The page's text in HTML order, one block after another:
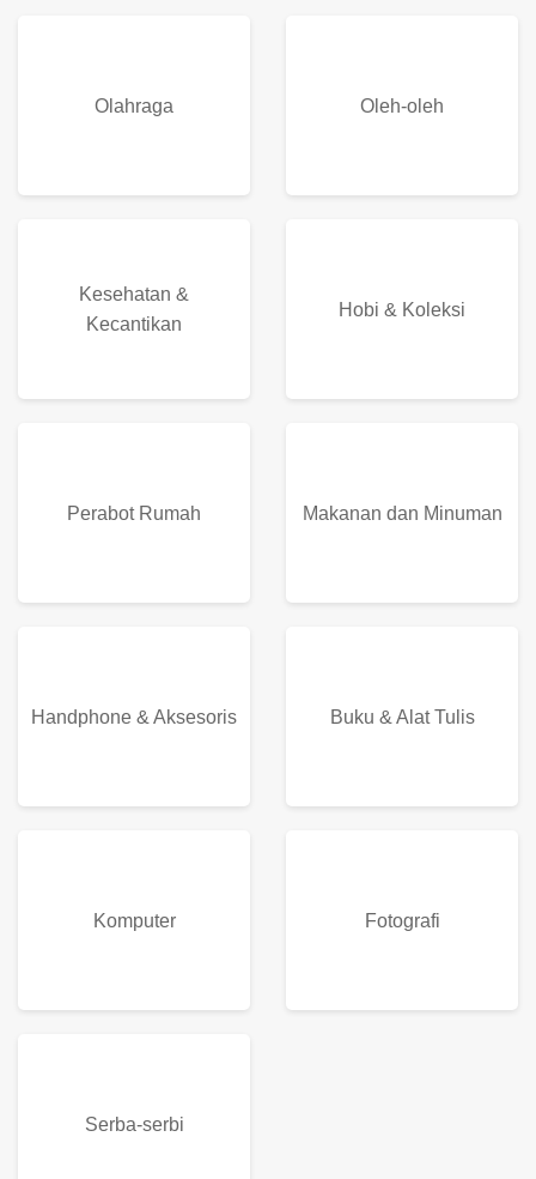
Olahraga Oleh-oleh
Kesehatan &
Kecantikan
Hobi & Koleksi
Perabot Rumah Makanan dan Minuman
Handphone & Aksesoris Buku & Alat Tulis
Komputer Fotografi
Serba-serbi